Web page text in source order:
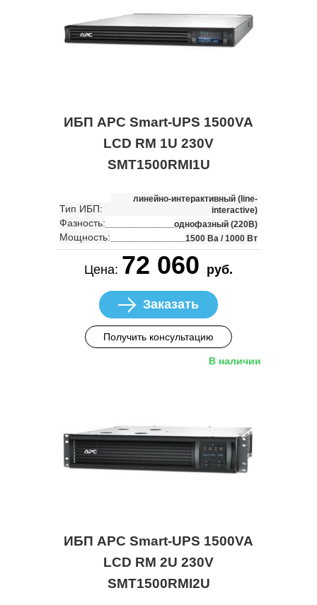
ИБП APC Smart-UPS 1500VA
LCD RM 1U 230V
SMT1500RMI1U
Тип ИБП:
линейно-интерактивный (line-
interactive)
Фазность: однофазный (220В)
Мощность: 1500 Ва / 1000 Вт
Цена: 72 060 руб.
Заказать
Получить консультацию
В наличии
ИБП APC Smart-UPS 1500VA
LCD RM 2U 230V
SMT1500RMI2U